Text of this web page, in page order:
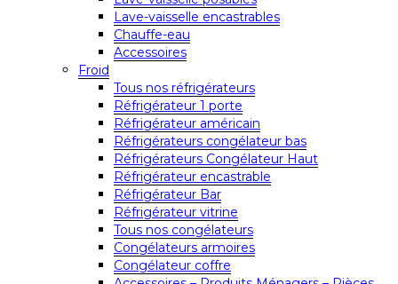
Lave-vaisselle encastrables
Chauffe-eau
Accessoires
Froid
Tous nos réfrigérateurs
Réfrigérateur 1 porte
Réfrigérateur américain
Réfrigérateurs congélateur bas
Réfrigérateurs Congélateur Haut
Réfrigérateur encastrable
Réfrigérateur Bar
Réfrigérateur vitrine
Tous nos congélateurs
Congélateurs armoires
Congélateur coffre